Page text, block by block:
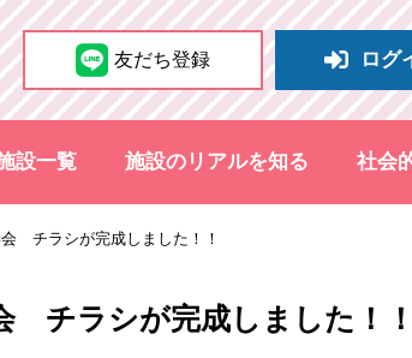
友だち登録 ログ
設一覧 施設のリアルを知る 社会
チラシが完成しました！！
チラシが完成しました！！